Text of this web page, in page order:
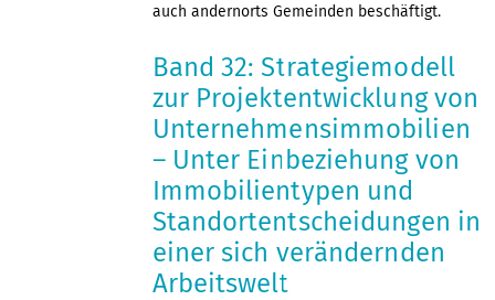
auch andernorts Gemeinden beschäftigt.
Band 32: Strategiemodell
zur Projektentwicklung von
Unternehmensimmobilien
– Unter Einbeziehung von
Immobilientypen und
Standortentscheidungen in
einer sich verändernden
Arbeitswelt